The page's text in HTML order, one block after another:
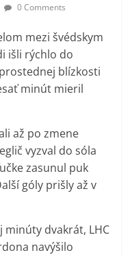
0 Comments
mezi švédskym
išli rýchlo do
blízkosti
minút mieril
až po zmene
vyzval do sóla
zasunul puk
góly prišly až v
minúty dvakrát, LHC
navýšilo